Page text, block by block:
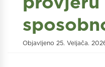
Objavljeno 25. Veljača.